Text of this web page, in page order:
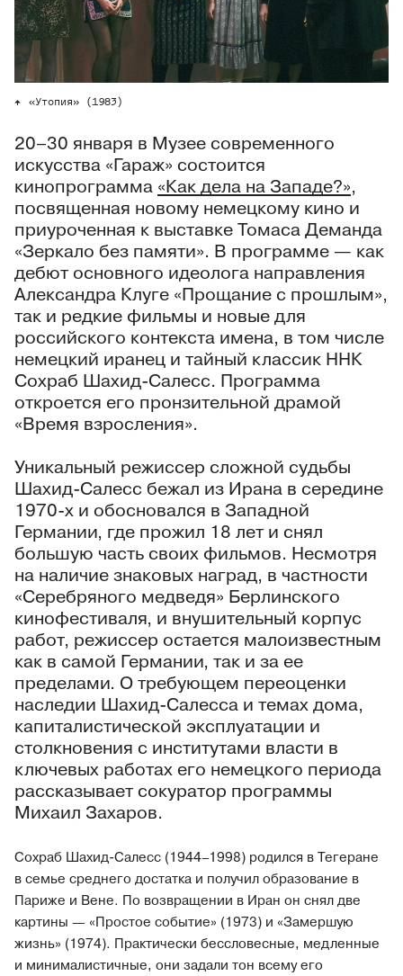
«Утопия» (1983)
20–30 января в Музее современного
искусства «Гараж» состоится
кинопрограмма «Как дела на Западе?»,
посвященная новому немецкому кино и
приуроченная к выставке Томаса Деманда
«Зеркало без памяти». В программе — как
дебют основного идеолога направления
Александра Клуге «Прощание с прошлым»,
так и редкие фильмы и новые для
российского контекста имена, в том числе
немецкий иранец и тайный классик ННК
Сохраб Шахид-Салесс. Программа
откроется его пронзительной драмой
«Время взросления».
Уникальный режиссер сложной судьбы
Шахид-Салесс бежал из Ирана в середине
1970-х и обосновался в Западной
Германии, где прожил 18 лет и снял
большую часть своих фильмов. Несмотря
на наличие знаковых наград, в частности
«Серебряного медведя» Берлинского
кинофестиваля, и внушительный корпус
работ, режиссер остается малоизвестным
как в самой Германии, так и за ее
пределами. О требующем переоценки
наследии Шахид-Салесса и темах дома,
капиталистической эксплуатации и
столкновения с институтами власти в
ключевых работах его немецкого периода
рассказывает сокуратор программы
Михаил Захаров.
Сохраб Шахид-Салесс (1944–1998) родился в Тегеране
в семье среднего достатка и получил образование в
Париже и Вене. По возвращении в Иран он снял две
картины — «Простое событие» (1973) и «Замершую
жизнь» (1974). Практически бессловесные, медленные
и минималистичные, они задали тон всему его